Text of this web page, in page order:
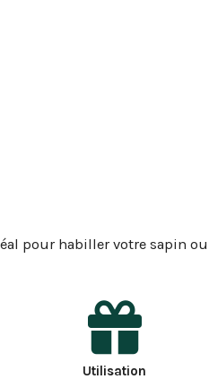
pour habiller votre sapin ou
Utilisation